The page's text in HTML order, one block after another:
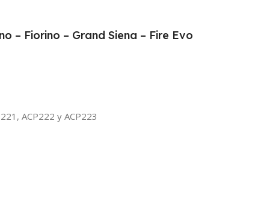
– Fiorino – Grand Siena – Fire Evo
ACP222 y ACP223